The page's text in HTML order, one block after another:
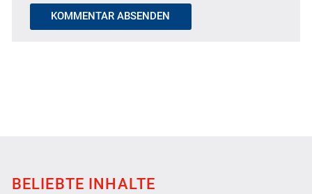
KOMMENTAR ABSENDEN
BELIEBTE INHALTE